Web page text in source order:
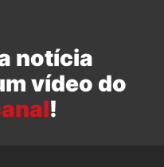
notícia
vídeo do
!